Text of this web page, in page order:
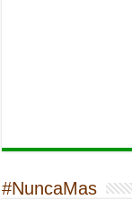
#NuncaMas